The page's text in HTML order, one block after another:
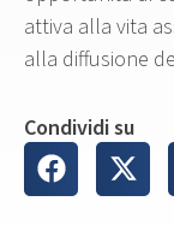
attiva alla vita
alla diffusione
Condividi su